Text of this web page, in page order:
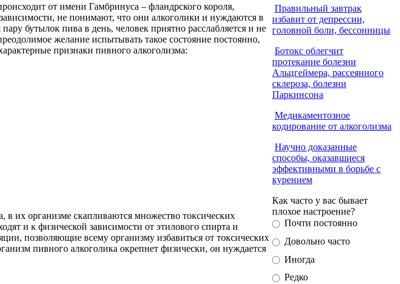
от имени Гамбринуса – фландрского короля,
не понимают, что они алкоголики и нуждаются в
бутылок пива в день, человек приятно расслабляется и не
желание испытывать такое состояние постоянно,
признаки пивного алкоголизма:
в их организме скапливаются множество токсических
и к физической зависимости от этилового спирта и
позволяющие всему организму избавиться от токсических
пивного алкоголика окрепнет физически, он нуждается
Правильный завтрак
избавит от депрессии,
головной боли, бессонницы
Ботокс облегчит
протекание болезни
Альцгеймера, рассеянного
склероза, болезни
Паркинсона
Медикаментозное
кодирование от алкоголизма
Научно доказанные
способы, оказавшиеся
эффективными в борьбе с
курением
Как часто у вас бывает
плохое настроение?
Почти постоянно
Довольно часто
Иногда
Редко